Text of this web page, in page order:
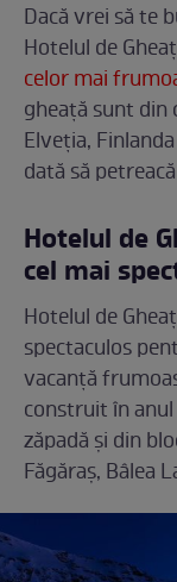
Dacă vrei să te
Hotelul de
celor mai
gheață sunt din
Elveția,
dată să
Hotelul de
cel mai
Hotelul de
spectaculos
vacanță
construit în
zăpadă și din
Făgăraș, Bâlea